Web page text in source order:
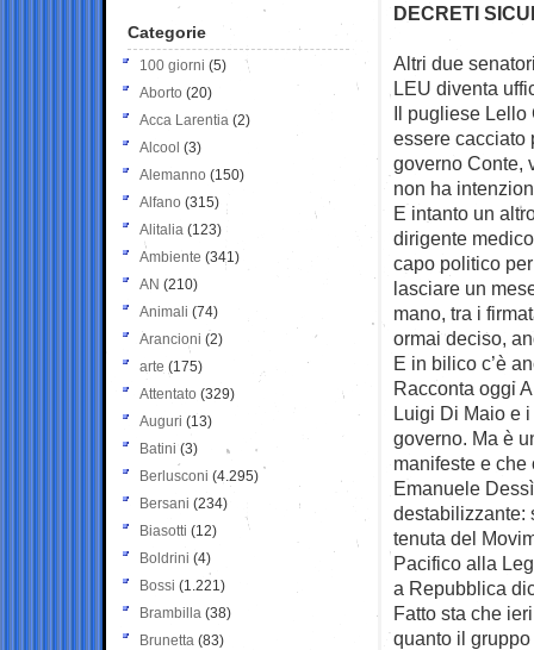
DECRETI
Altri due
LEU diventa
Il pugliese
essere cacciato
governo Conte,
non ha
E intanto un
dirigente
capo politico
lasciare un
mano, tra i
ormai deciso,
E in bilico c’è
Racconta oggi
Luigi Di Maio e
governo. Ma è
manifeste e
Emanuele
destabilizzante:
tenuta del
Pacifico alla
a Repubblica
Fatto sta che
quanto il
Categorie
100 giorni (5)
Aborto (20)
Acca Larentia (2)
Alcool (3)
Alemanno (150)
Alfano (315)
Alitalia (123)
Ambiente (341)
AN (210)
Animali (74)
Arancioni (2)
arte (175)
Attentato (329)
Auguri (13)
Batini (3)
Berlusconi (4.295)
Bersani (234)
Biasotti (12)
Boldrini (4)
Bossi (1.221)
Brambilla (38)
Brunetta (83)